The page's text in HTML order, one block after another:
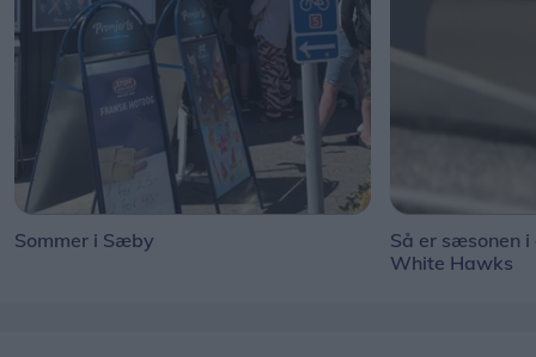
Sommer i Sæby
Så er sæsonen
White Hawks